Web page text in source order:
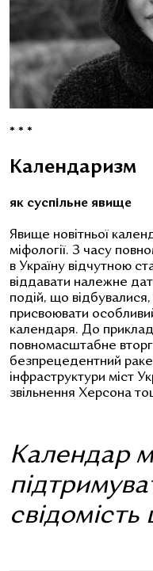
* * *
Календаризм
як суспільне явище
Явище новітньої
міфології. З часу
в Україну відчутною
віддавати належне
подій, що
присвоювати
календаря. До
повномасштабне
безпрецедентний
інфраструктури міст
звільнення Херсона
Календар